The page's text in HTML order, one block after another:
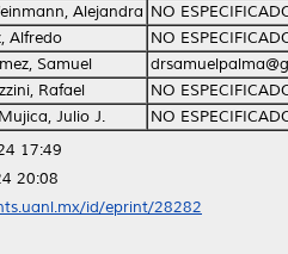
Alejandra NO
Alfredo
NO
Samuel
Rafael
NO
Julio J.
NO
17:49
20:08
id/eprint/28282